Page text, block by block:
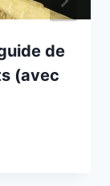
de
(avec